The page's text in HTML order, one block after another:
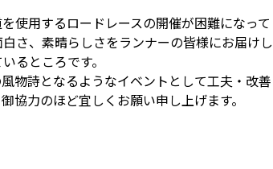
使用するロードレースの開催が困難になって
さ、素晴らしさをランナーの皆様にお届けし
るところです。
物詩となるようなイベントとして工夫・改善
協力のほど宜しくお願い申し上げます。